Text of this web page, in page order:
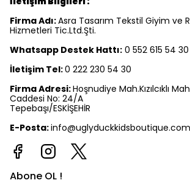
Firma Adı:Asra Tasarım Tekstil Giyim ve
Hizmetleri Tic.Ltd.Şti.
Whatsapp Destek Hattı: 0 552 615 54 30
İletişim Tel:0 222 230 54 30
Firma Adresi:Hoşnudiye Mah.Kızılcıklı
Caddesi No: 24/A
Tepebaşı/ESKİŞEHİR
E-Posta:info@uglyduckkidsboutique.com
Abone OL !